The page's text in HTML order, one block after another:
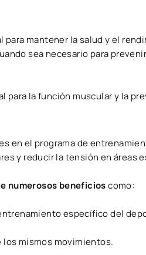
mantener la salud y el
sea necesario para
para la función muscular y la
en el programa de
y reducir la tensión en áreas
numerosos beneficioscomo:
específico del
mismos movimientos.